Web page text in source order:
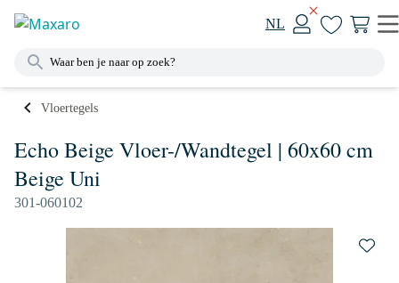
NL
Vloertegels
Echo Beige Vloer-/Wandtegel | 60x60 cm
Beige Uni
301-060102